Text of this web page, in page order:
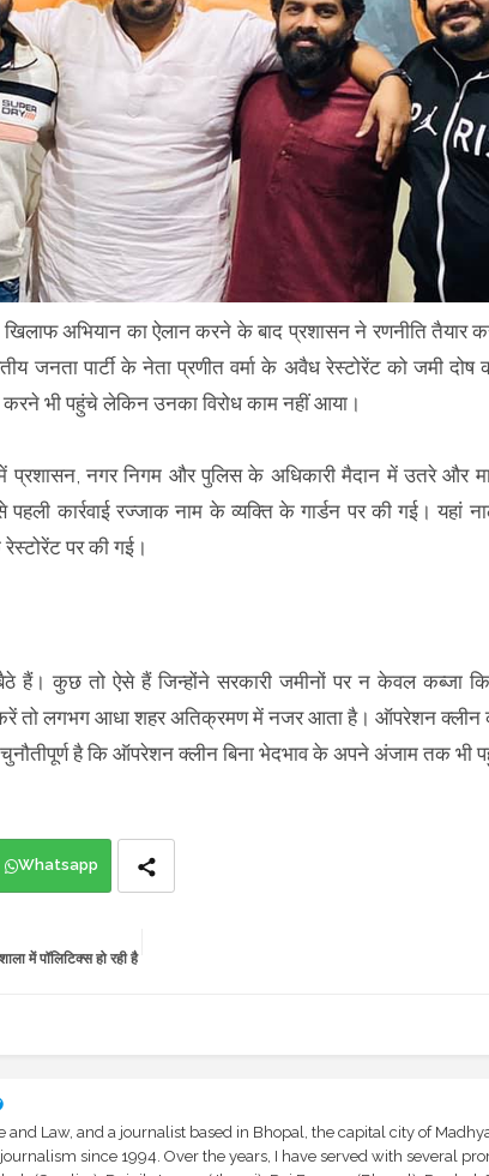
खिलाफ अभियान का ऐलान करने के बाद प्रशासन ने रणनीति तैयार
जनता पार्टी के नेता प्रणीत वर्मा के अवैध रेस्टोरेंट को जमी दोष
करने भी पहुंचे लेकिन उनका विरोध काम नहीं आया।
नगर निगम और पुलिस के अधिकारी मैदान में उतरे और
कार्रवाई रज्जाक नाम के व्यक्ति के गार्डन पर की गई। यहां
पर की गई।
हैं। कुछ तो ऐसे हैं जिन्होंने सरकारी जमीनों पर न केवल कब्जा
करें तो लगभग आधा शहर अतिक्रमण में नजर आता है। ऑपरेशन
है कि ऑपरेशन क्लीन बिना भेदभाव के अपने अंजाम तक भी
Whatsapp
में पॉलिटिक्स हो रही है
and Law, and a journalist based in Bhopal, the capital city of
since 1994. Over the years, I have served with several